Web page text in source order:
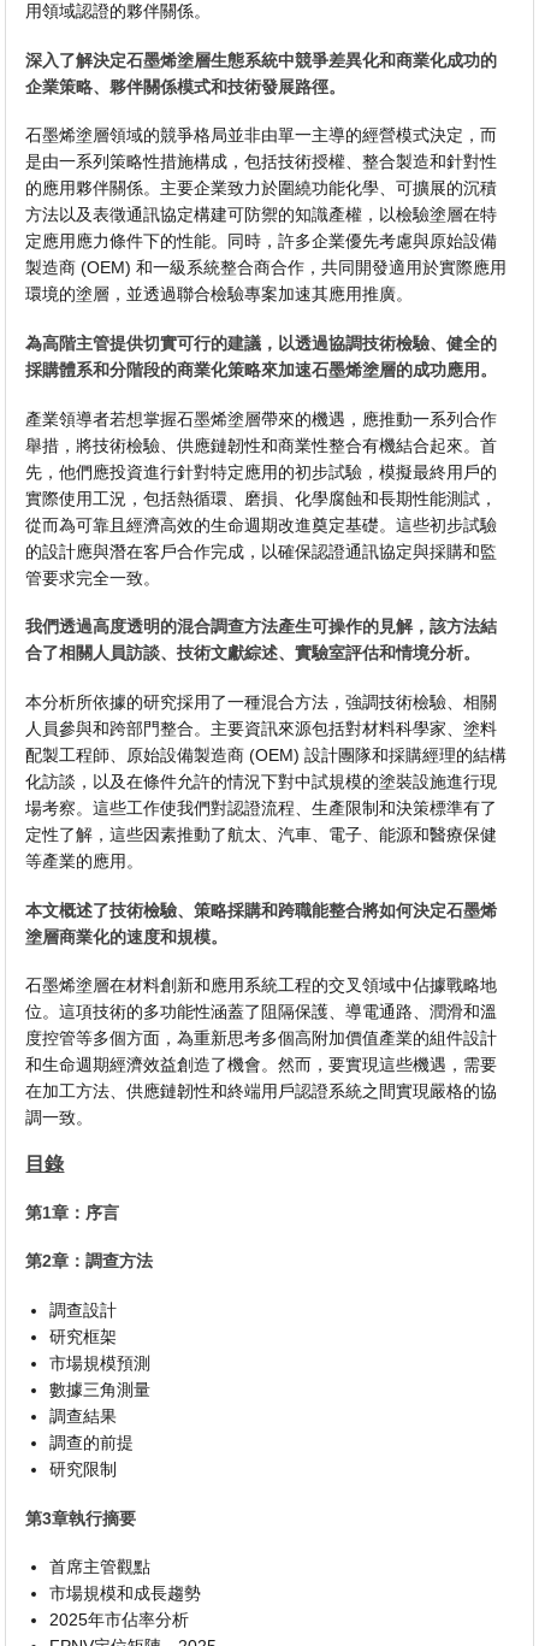
用領域認證的夥伴關係。
深入了解決定石墨烯塗層生態系統中競爭差異化和商業化成功的
企業策略、夥伴關係模式和技術發展路徑。
石墨烯塗層領域的競爭格局並非由單一主導的經營模式決定，而
是由一系列策略性措施構成，包括技術授權、整合製造和針對性
的應用夥伴關係。主要企業致力於圍繞功能化學、可擴展的沉積
方法以及表徵通訊協定構建可防禦的知識產權，以檢驗塗層在特
定應用應力條件下的性能。同時，許多企業優先考慮與原始設備
製造商 (OEM) 和一級系統整合商合作，共同開發適用於實際應用
環境的塗層，並透過聯合檢驗專案加速其應用推廣。
為高階主管提供切實可行的建議，以透過協調技術檢驗、健全的
採購體系和分階段的商業化策略來加速石墨烯塗層的成功應用。
產業領導者若想掌握石墨烯塗層帶來的機遇，應推動一系列合作
舉措，將技術檢驗、供應鏈韌性和商業性整合有機結合起來。首
先，他們應投資進行針對特定應用的初步試驗，模擬最終用戶的
實際使用工況，包括熱循環、磨損、化學腐蝕和長期性能測試，
從而為可靠且經濟高效的生命週期改進奠定基礎。這些初步試驗
的設計應與潛在客戶合作完成，以確保認證通訊協定與採購和監
管要求完全一致。
我們透過高度透明的混合調查方法產生可操作的見解，該方法結
合了相關人員訪談、技術文獻綜述、實驗室評估和情境分析。
本分析所依據的研究採用了一種混合方法，強調技術檢驗、相關
人員參與和跨部門整合。主要資訊來源包括對材料科學家、塗料
配製工程師、原始設備製造商 (OEM) 設計團隊和採購經理的結構
化訪談，以及在條件允許的情況下對中試規模的塗裝設施進行現
場考察。這些工作使我們對認證流程、生產限制和決策標準有了
定性了解，這些因素推動了航太、汽車、電子、能源和醫療保健
等產業的應用。
本文概述了技術檢驗、策略採購和跨職能整合將如何決定石墨烯
塗層商業化的速度和規模。
石墨烯塗層在材料創新和應用系統工程的交叉領域中佔據戰略地
位。這項技術的多功能性涵蓋了阻隔保護、導電通路、潤滑和溫
度控管等多個方面，為重新思考多個高附加價值產業的組件設計
和生命週期經濟效益創造了機會。然而，要實現這些機遇，需要
在加工方法、供應鏈韌性和終端用戶認證系統之間實現嚴格的協
調一致。
目錄
第1章：序言
第2章：調查方法
調查設計
研究框架
市場規模預測
數據三角測量
調查結果
調查的前提
研究限制
第3章執行摘要
首席主管觀點
市場規模和成長趨勢
2025年市佔率分析